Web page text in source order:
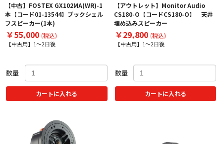
【中古】FOSTEX GX102MA(WR)-1
本【コード01-13544】ブックシェル
フスピーカー(1本)
￥55,000 (税込)
【中古用】1～2日後
数量
カートに入れる
【アウトレット】Monitor Audio
CS180-O【コードCS180-O】 天井
埋め込みスピーカー
￥29,800 (税込)
【中古用】1～2日後
数量
カートに入れる